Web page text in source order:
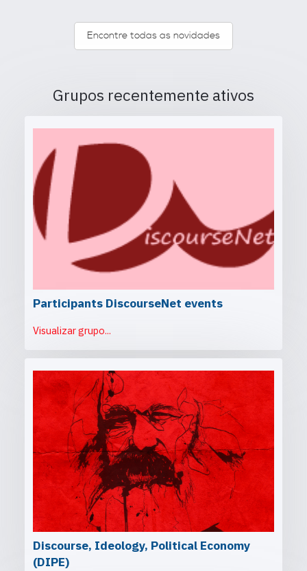
Encontre todas as novidades
Grupos recentemente ativos
Participants DiscourseNet events
Visualizar grupo...
Discourse, Ideology, Political Economy
(DIPE)